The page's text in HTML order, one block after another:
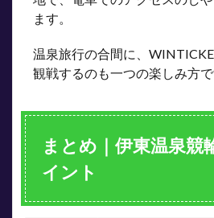
ます。
温泉旅行の合間に、
観戦するのも一つの楽しみ方で
まとめ｜伊東温泉競
イント